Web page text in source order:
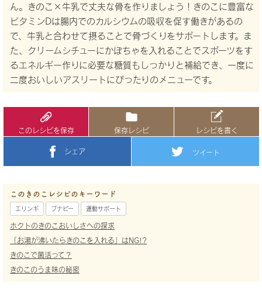
ん。きのこ×牛乳で丈夫な骨を作りましょう！きのこに豊富な
ビタミンDは腸内でのカルシウムの吸収を促す働きがあるの
で、牛乳と合わせて摂ることで骨づくりをサポートします。ま
た、クリームシチューにかぼちゃを入れることでスポーツをす
るエネルギー作りに必要な糖質もしっかりと補給でき、一度に
二度おいしいアスリートにぴったりのメニューです。
このレシピを保存 保存レシピ レシピを書く
シェア ツイート
このきのこレシピのキーワード
エリンギ ブナピー 運動サポート
ホクトのきのこおいしさへの探求
「お湯が沸いたらきのこを入れる」はNG!?
きのこで菌活って？
きのこのうま味の秘密